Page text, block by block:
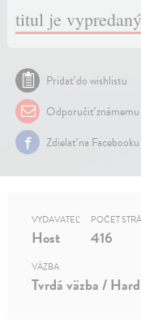
titul je vypredaný
Pridať do wishlistu
Odporučiť známemu
Zdielať na Facebooku
VYDAVATEĽ
Host
POČET
416
VÄZBA
Tvrdá väzba /